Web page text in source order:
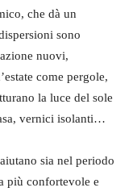
che dà un
sono
nuovi,
come pergole,
la luce del sole
vernici isolanti…
sia nel periodo
più confortevole e